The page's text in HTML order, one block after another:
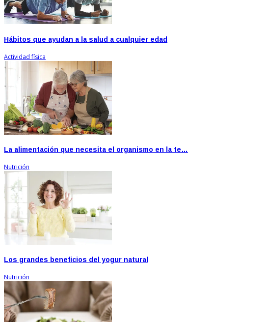
Hábitos que ayudan a la salud a cualquier edad
Actividad física
La alimentación que necesita el organismo en la te…
Nutrición
Los grandes beneficios del yogur natural
Nutrición